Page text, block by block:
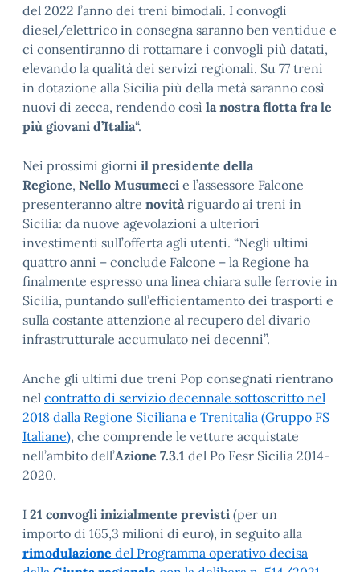
del 2022 l’anno dei treni bimodali. I convogli
diesel/elettrico in consegna saranno ben ventidue e
ci consentiranno di rottamare i convogli più datati,
elevando la qualità dei servizi regionali. Su 77 treni
in dotazione alla Sicilia più della metà saranno così
nuovi di zecca, rendendo così la nostra flotta fra le
più giovani d’Italia“.
Nei prossimi giorni il presidente della
Regione, Nello Musumeci e l’assessore Falcone
presenteranno altre novità riguardo ai treni in
Sicilia: da nuove agevolazioni a ulteriori
investimenti sull’offerta agli utenti. “Negli ultimi
quattro anni – conclude Falcone – la Regione ha
finalmente espresso una linea chiara sulle ferrovie in
Sicilia, puntando sull’efficientamento dei trasporti e
sulla costante attenzione al recupero del divario
infrastrutturale accumulato nei decenni”.
Anche gli ultimi due treni Pop consegnati rientrano
nel contratto di servizio decennale sottoscritto nel
2018 dalla Regione Siciliana e Trenitalia (Gruppo FS
Italiane), che comprende le vetture acquistate
nell’ambito dell’Azione 7.3.1 del Po Fesr Sicilia 2014-
2020.
I 21 convogli inizialmente previsti (per un
importo di 165,3 milioni di euro), in seguito alla
rimodulazione del Programma operativo decisa